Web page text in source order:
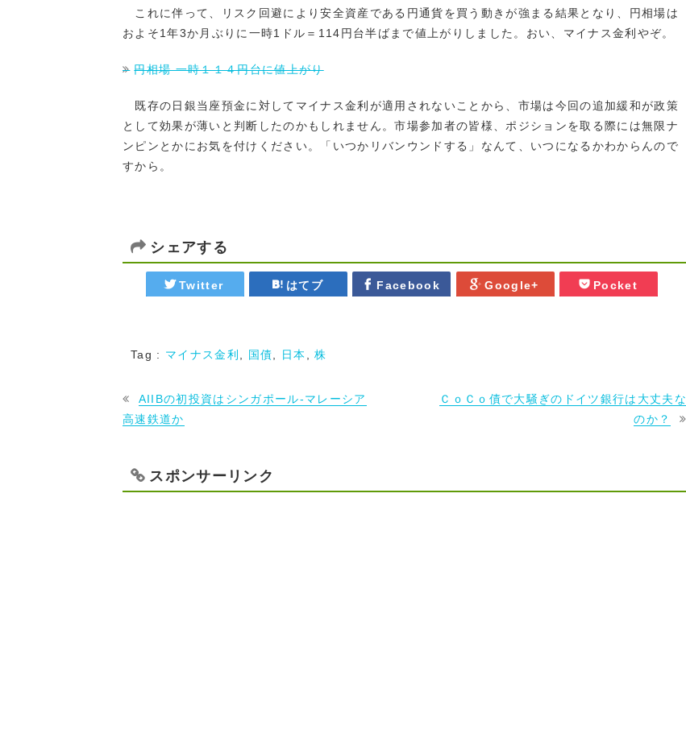
これに伴って、リスク回避により安全資産である円通貨を買う動きが強まる結果となり、円相場は
およそ1年3か月ぶりに一時1ドル＝114円台半ばまで値上がりしました。おい、マイナス金利やぞ。
円相場 一時１１４円台に値上がり
既存の日銀当座預金に対してマイナス金利が適用されないことから、市場は今回の追加緩和が政策
として効果が薄いと判断したのかもしれません。市場参加者の皆様、ポジションを取る際には無限ナ
ンピンとかにお気を付けください。「いつかリバンウンドする」なんて、いつになるかわからんので
すから。
シェアする
Twitter はてブ Facebook Google+ Pocket
Tag : マイナス金利 国債 日本 ,株
AIIBの初投資はシンガポール‐マレーシア
高速鉄道か
ＣｏＣｏ債で大騒ぎのドイツ銀行は大丈夫な
のか？
スポンサーリンク